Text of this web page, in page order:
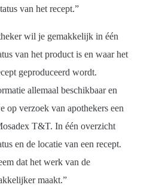
van het recept.”
wil je gemakkelijk in één
van het product is en waar het
geproduceerd wordt.
allemaal beschikbaar en
op verzoek van apothekers een
T&T. In één overzicht
en de locatie van een recept.
dat het werk van de
maakt.”